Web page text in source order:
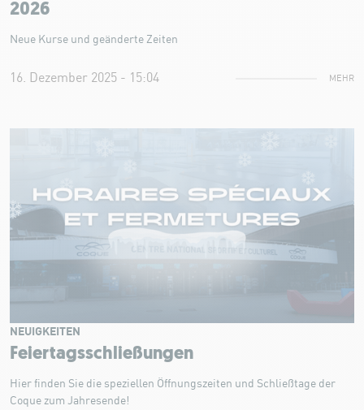
2026
Neue Kurse und geänderte Zeiten
16. Dezember 2025 - 15:04 MEHR
Feiertagsschließungen
NEUIGKEITEN
Hier finden Sie die speziellen Öffnungszeiten und Schließtage der
Coque zum Jahresende!